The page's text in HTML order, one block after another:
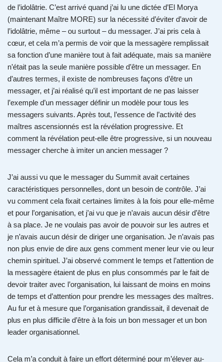
de l’idolâtrie. C’est arrivé quand j’ai lu une dictée d’El Morya
(maintenant Maître MORE) sur la nécessité d’éviter d’avoir de
l’idolâtrie, même – ou surtout – du messager. J’ai pris cela à
cœur, et cela m’a permis de voir que la messagère remplissait
sa fonction d’une manière tout à fait adéquate, mais sa manière
n’était pas la seule manière possible d’être un messager. En
d’autres termes, il existe de nombreuses façons d’être un
messager, et j’ai réalisé qu’il est important de ne pas laisser
l’exemple d’un messager définir un modèle pour tous les
messagers suivants. Après tout, l’essence de l’activité des
maîtres ascensionnés est la révélation progressive. Et
comment la révélation peut-elle être progressive, si un nouveau
messager cherche à imiter un ancien messager ?
J’ai aussi vu que le messager du Summit avait certaines
caractéristiques personnelles, dont un besoin de contrôle. J’ai
vu comment cela fixait certaines limites à la fois pour elle-même
et pour l’organisation, et j’ai vu que je n’avais aucun désir d’être
à sa place. Je ne voulais pas avoir de pouvoir sur les autres et
je n’avais aucun désir de diriger une organisation. Je n’avais pas
non plus envie de dire aux gens comment mener leur vie ou leur
chemin spirituel. J’ai observé comment le temps et l’attention de
la messagère étaient de plus en plus consommés par le fait de
devoir traiter avec l’organisation, lui laissant de moins en moins
de temps et d’attention pour prendre les messages des maîtres.
Au fur et à mesure que l’organisation grandissait, il devenait de
plus en plus difficile d’être à la fois un bon messager et un bon
leader organisationnel.
Cela m’a conduit à faire un effort déterminé pour m’élever au-